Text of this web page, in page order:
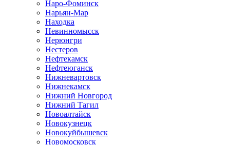
Наро-Фоминск
Нарьян-Мар
Находка
Невинномысск
Нерюнгри
Нестеров
Нефтекамск
Нефтеюганск
Нижневартовск
Нижнекамск
Нижний Новгород
Нижний Тагил
Новоалтайск
Новокузнецк
Новокуйбышевск
Новомосковск